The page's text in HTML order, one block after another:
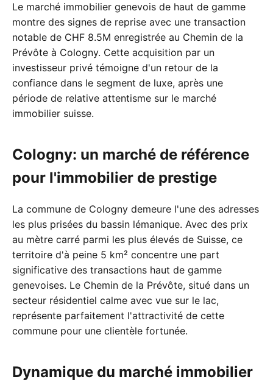
Le marché immobilier genevois de haut de gamme
montre des signes de reprise avec une transaction
notable de CHF 8.5M enregistrée au Chemin de la
Prévôte à Cologny. Cette acquisition par un
investisseur privé témoigne d'un retour de la
confiance dans le segment de luxe, après une
période de relative attentisme sur le marché
immobilier suisse.
Cologny: un marché de référence
pour l'immobilier de prestige
La commune de Cologny demeure l'une des adresses
les plus prisées du bassin lémanique. Avec des prix
au mètre carré parmi les plus élevés de Suisse, ce
territoire d'à peine 5 km² concentre une part
significative des transactions haut de gamme
genevoises. Le Chemin de la Prévôte, situé dans un
secteur résidentiel calme avec vue sur le lac,
représente parfaitement l'attractivité de cette
commune pour une clientèle fortunée.
Dynamique du marché immobilier